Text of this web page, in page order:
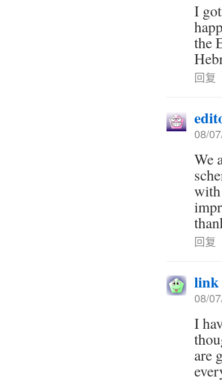
I
the
回复
08/
We
with
回复
link
08/
I
are